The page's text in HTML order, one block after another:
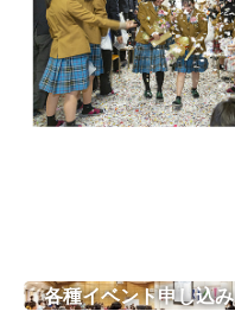
各種イベント申し込み